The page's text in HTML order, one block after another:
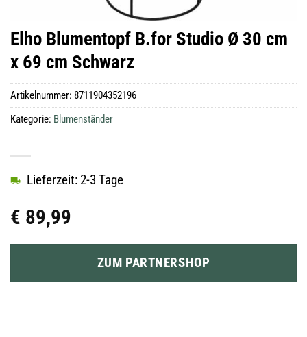
Elho Blumentopf B.for Studio Ø 30 cm
x 69 cm Schwarz
€ 89,99
Lieferzeit: 2-3 Tage
ZUM PARTNERSHOP
Artikelnummer: 8711904352196
Kategorie: Blumenständer